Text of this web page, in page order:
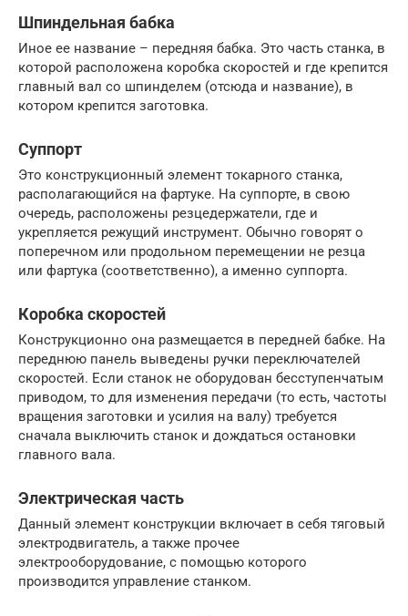
Шпиндельная бабка
Иное ее название – передняя бабка. Это часть станка, в
которой расположена коробка скоростей и где крепится
главный вал со шпинделем (отсюда и название), в
котором крепится заготовка.
Суппорт
Это конструкционный элемент токарного станка,
располагающийся на фартуке. На суппорте, в свою
очередь, расположены резцедержатели, где и
укрепляется режущий инструмент. Обычно говорят о
поперечном или продольном перемещении не резца
или фартука (соответственно), а именно суппорта.
Коробка скоростей
Конструкционно она размещается в передней бабке. На
переднюю панель выведены ручки переключателей
скоростей. Если станок не оборудован бесступенчатым
приводом, то для изменения передачи (то есть, частоты
вращения заготовки и усилия на валу) требуется
сначала выключить станок и дождаться остановки
главного вала.
Электрическая часть
Данный элемент конструкции включает в себя тяговый
электродвигатель, а также прочее
электрооборудование, с помощью которого
производится управление станком.